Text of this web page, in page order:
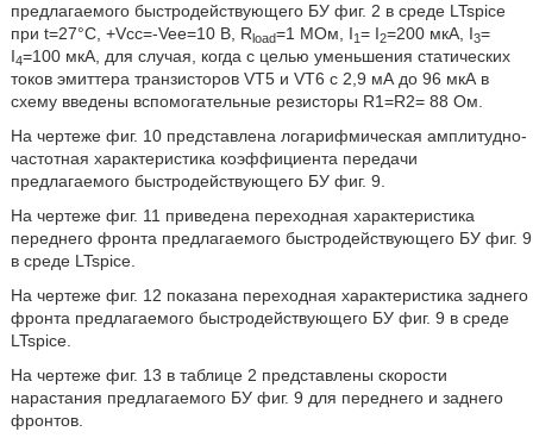
предлагаемого быстродействующего БУ фиг. 2 в среде LTspice
при t=27°C, +Vcc=-Vee=10 В, Rload=1 МОм, I1= I2=200 мкА, I3=
I4=100 мкА, для случая, когда с целью уменьшения статических
токов эмиттера транзисторов VT5 и VT6 с 2,9 мА до 96 мкА в
схему введены вспомогательные резисторы R1=R2= 88 Ом.
На чертеже фиг. 10 представлена логарифмическая амплитудно-
частотная характеристика коэффициента передачи
предлагаемого быстродействующего БУ фиг. 9.
На чертеже фиг. 11 приведена переходная характеристика
переднего фронта предлагаемого быстродействующего БУ фиг. 9
в среде LTspice.
На чертеже фиг. 12 показана переходная характеристика заднего
фронта предлагаемого быстродействующего БУ фиг. 9 в среде
LTspice.
На чертеже фиг. 13 в таблице 2 представлены скорости
нарастания предлагаемого БУ фиг. 9 для переднего и заднего
фронтов.